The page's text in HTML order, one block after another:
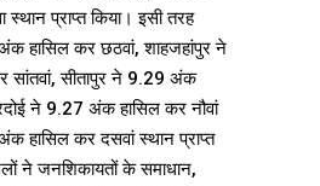
प्राप्त किया। इसी तरह
हासिल कर छठवां, शाहजहांपुर ने
सांतवां, सीतापुर ने 9.29 अंक
ने 9.27 अंक हासिल कर नौवां
हासिल कर दसवां स्थान प्राप्त
ने जनशिकायतों के समाधान,